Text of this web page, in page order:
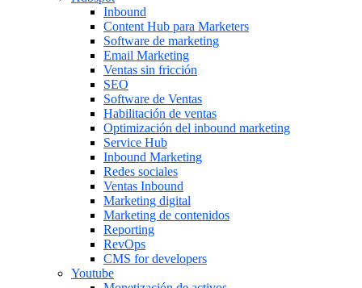
Inbound
Content Hub para Marketers
Software de marketing
Email Marketing
Ventas sin fricción
SEO
Software de Ventas
Habilitación de ventas
Optimización del inbound marketing
Service Hub
Inbound Marketing
Redes sociales
Ventas Inbound
Marketing digital
Marketing de contenidos
Reporting
RevOps
CMS for developers
Youtube